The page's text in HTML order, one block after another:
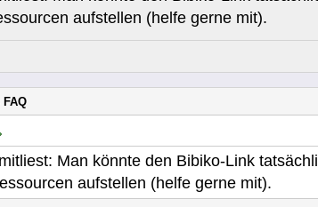
aufstellen (helfe gerne mit).
Man könnte den Bibiko-Link
aufstellen (helfe gerne mit).